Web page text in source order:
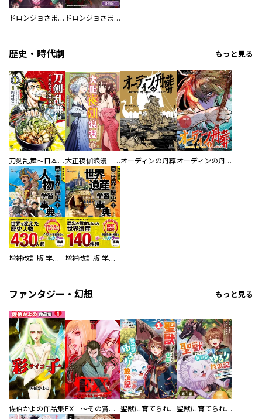
ドロンジョさまは転生しても悪役令嬢のままだった ドロンジョさまは転生しても悪役令嬢のままだった【分冊版】
歴史・時代劇 もっと見る
刀剣乱舞～日本号つれづれ酒～ 大正夜伽浪漫 －金曜日の花嫁—オーディンの舟葬 オーディンの舟葬 分冊版
増補改訂版 学研まんが NEW世界の歴史 別巻 人物学習事典 増補改訂版 学研まんが NEW世界の歴史 別巻 世界遺産学習事典
ファンタジー・幻想 もっと見る
佐伯かよの作品集 EX ～その賞金稼ぎは、世界の出口を探す～【単行本版】 聖獣に育てられた少年の異世界ゆるり放浪記～神様からもらったチート魔法で、仲間たちとスローライフを満喫中～ 聖獣に育てられた少年の異世界ゆるり放浪記～神様からもらったチート魔法で、仲間たちとスローライフを満喫中～【分冊版】